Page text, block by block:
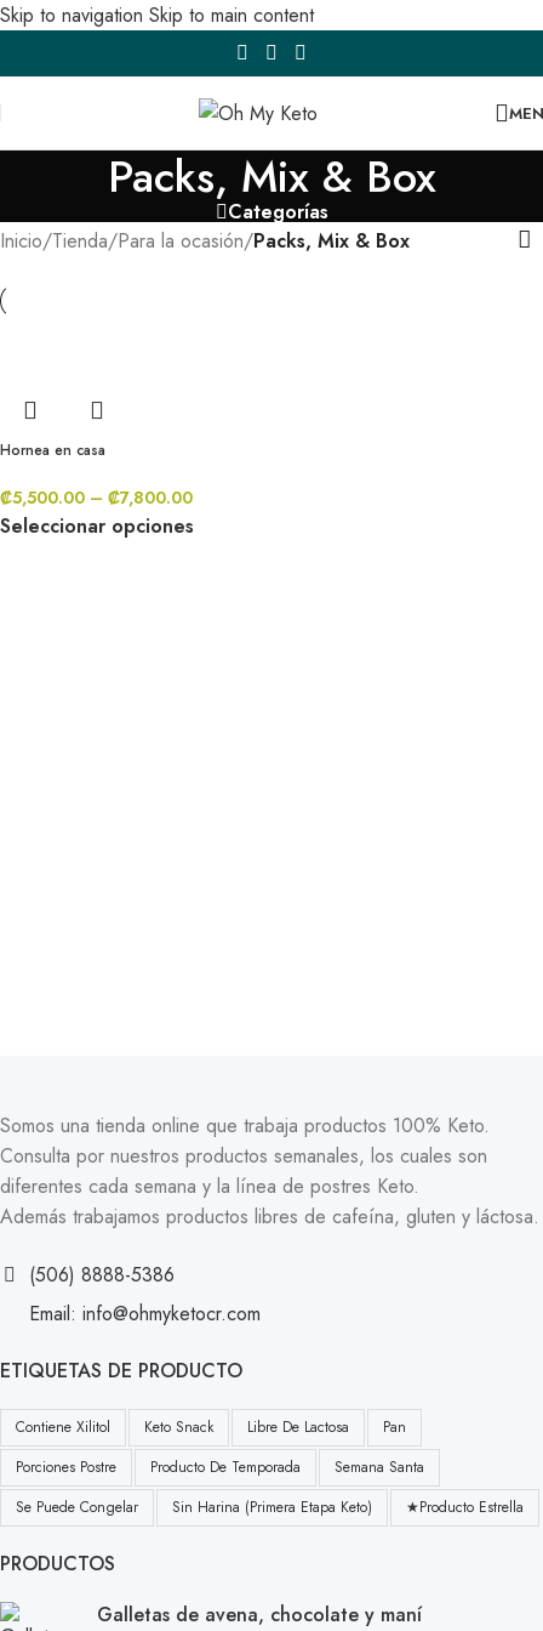
Skip to navigation Skip to main content
Packs, Mix & Box
Categorías
Inicio/Tienda/Para la ocasión/Packs, Mix & Box
Hornea en casa
₡5,500.00 – ₡7,800.00
Seleccionar opciones
Somos una tienda online que trabaja productos 100% Keto.
Consulta por nuestros productos semanales, los cuales son
diferentes cada semana y la línea de postres Keto.
Además trabajamos productos libres de cafeína, gluten y láctosa.
(506) 8888-5386
Email: info@ohmyketocr.com
ETIQUETAS DE PRODUCTO
Contiene Xilitol Keto Snack Libre De Lactosa
Pan
Porciones Postre
Producto De Temporada
Semana Santa
Se Puede Congelar
Sin Harina (primera Etapa Keto) ★Producto Estrella
PRODUCTOS
Galletas de avena, chocolate y maní